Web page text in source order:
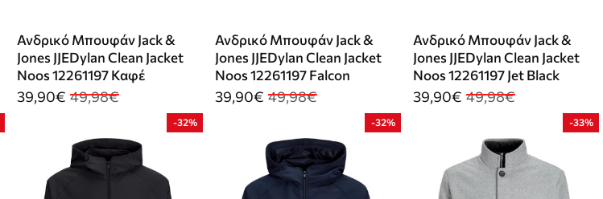
Ανδρικό Μπουφάν Jack &
Jones JJEDylan Clean Jacket
Noos 12261197 Καφέ
39,90€ 49,98€
Ανδρικό Μπουφάν Jack &
Jones JJEDylan Clean Jacket
Noos 12261197 Falcon
39,90€ 49,98€
Ανδρικό Μπουφάν Jack &
Jones JJEDylan Clean Jacket
Noos 12261197 Jet Black
39,90€ 49,98€
-32% -32% -33%